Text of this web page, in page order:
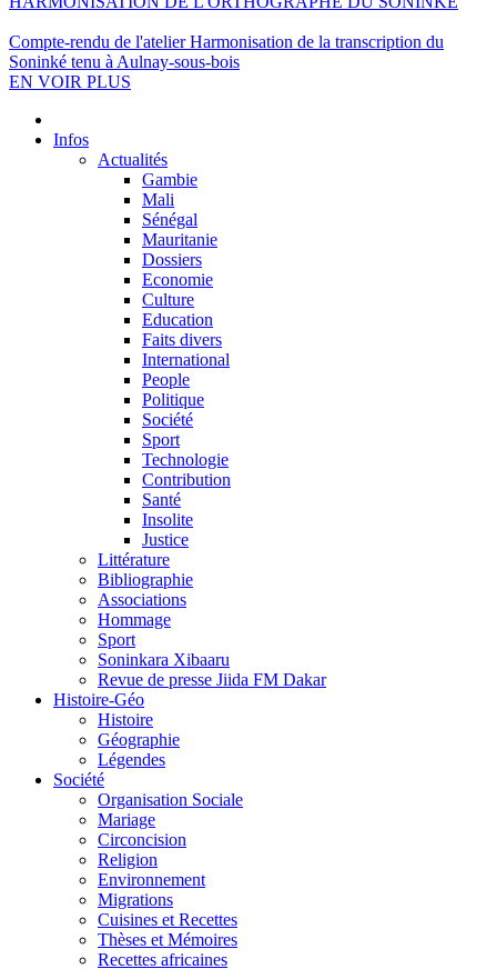
Compte-rendu de l'atelier Harmonisation de la transcription du
Soninké tenu à Aulnay-sous-bois
EN VOIR PLUS
Infos
Actualités
Gambie
Mali
Sénégal
Mauritanie
Dossiers
Economie
Culture
Education
Faits divers
International
People
Politique
Société
Sport
Technologie
Contribution
Santé
Insolite
Justice
Littérature
Bibliographie
Associations
Hommage
Sport
Soninkara Xibaaru
Revue de presse Jiida FM Dakar
Histoire-Géo
Histoire
Géographie
Légendes
Société
Organisation Sociale
Mariage
Circoncision
Religion
Environnement
Migrations
Cuisines et Recettes
Thèses et Mémoires
Recettes africaines